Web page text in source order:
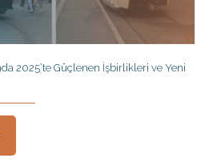
2025’te Güçlenen İşbirlikleri ve Yeni